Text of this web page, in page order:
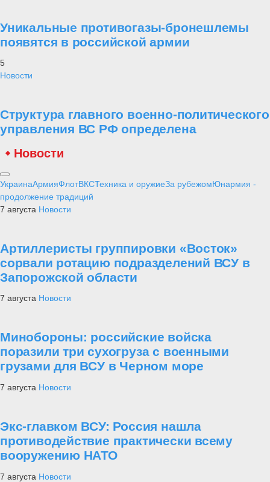
Уникальные противогазы-бронешлемы
появятся в российской армии
5
Новости
Структура главного военно-политического
управления ВС РФ определена
Новости
УкраинаАрмияФлотВКСТехника и оружиеЗа рубежомЮнармия -
продолжение традиций
7 августа Новости
Артиллеристы группировки «Восток»
сорвали ротацию подразделений ВСУ в
Запорожской области
7 августа Новости
Минобороны: российские войска
поразили три сухогруза с военными
грузами для ВСУ в Черном море
7 августа Новости
Экс-главком ВСУ: Россия нашла
противодействие практически всему
вооружению НАТО
7 августа Новости